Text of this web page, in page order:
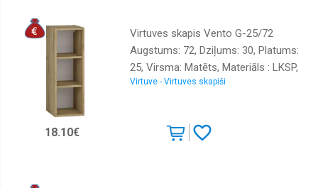
Virtuves skapis Vento G-25/72
Augstums: 72, Dziļums: 30, Platums:
25, Virsma: Matēts, Materiāls : LKSP,
Krāsa: ozols craft zelts
Virtuve - Virtuves skapiši
18.10€